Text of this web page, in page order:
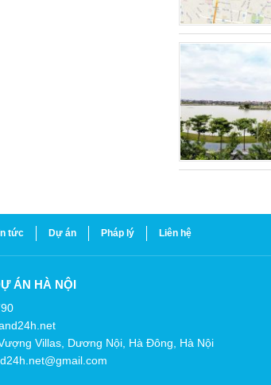
tức Dự án Pháp lý Liên hệ
ÁN HÀ NỘI
Villas, Dương Nội, Hà Đông, Hà Nội